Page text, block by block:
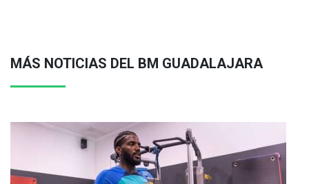
MÁS NOTICIAS DEL BM GUADALAJARA